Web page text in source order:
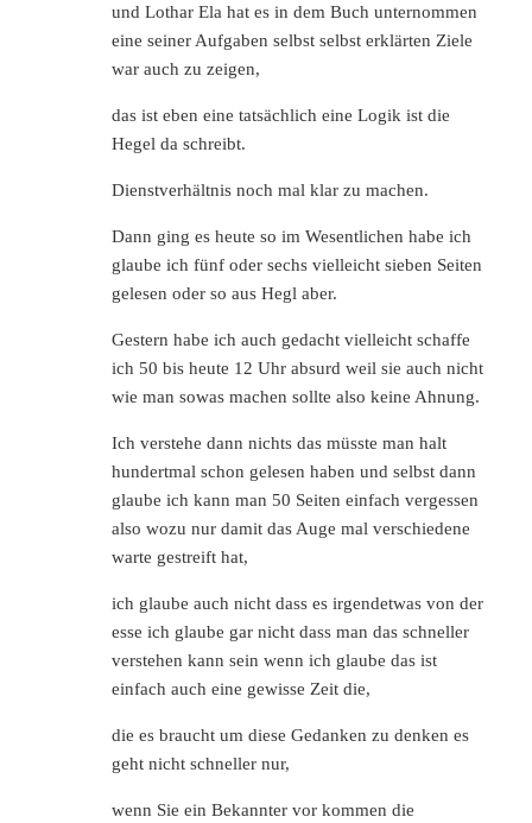
und Lothar Ela hat es in dem Buch unternommen
eine seiner Aufgaben selbst selbst erklärten Ziele
war auch zu zeigen,
das ist eben eine tatsächlich eine Logik ist die
Hegel da schreibt.
Dienstverhältnis noch mal klar zu machen.
Dann ging es heute so im Wesentlichen habe ich
glaube ich fünf oder sechs vielleicht sieben Seiten
gelesen oder so aus Hegl aber.
Gestern habe ich auch gedacht vielleicht schaffe
ich 50 bis heute 12 Uhr absurd weil sie auch nicht
wie man sowas machen sollte also keine Ahnung.
Ich verstehe dann nichts das müsste man halt
hundertmal schon gelesen haben und selbst dann
glaube ich kann man 50 Seiten einfach vergessen
also wozu nur damit das Auge mal verschiedene
warte gestreift hat,
ich glaube auch nicht dass es irgendetwas von der
esse ich glaube gar nicht dass man das schneller
verstehen kann sein wenn ich glaube das ist
einfach auch eine gewisse Zeit die,
die es braucht um diese Gedanken zu denken es
geht nicht schneller nur,
wenn Sie ein Bekannter vor kommen die